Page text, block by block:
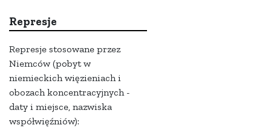
Represje
Represje stosowane przez
Niemców (pobyt w
niemieckich więzieniach i
obozach koncentracyjnych -
daty i miejsce, nazwiska
współwięźniów):